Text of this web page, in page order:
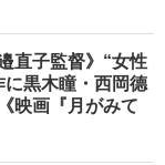
直子監督》“女性
黒木瞳・西岡德
映画『月がみて